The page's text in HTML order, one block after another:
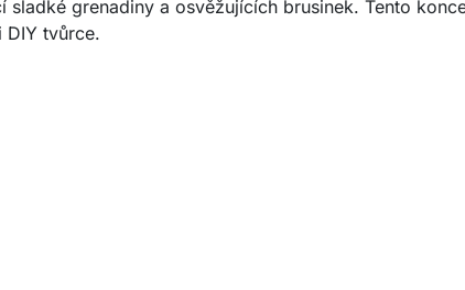
grenadiny a osvěžujících brusinek. Tento
tvůrce.